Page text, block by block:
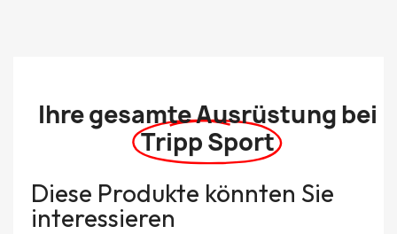
Ihre gesamte Ausrüstung bei
Tripp Sport
Diese Produkte könnten Sie
interessieren